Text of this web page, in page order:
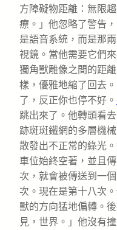
方障礙物距離：無限
療。」他忽略了警告
是語音系統，而是那
視鏡。當他需要它們
獨角獸雕像之間的距
樣，優雅地縮了回去
了，反正你也停不好。
跳出來了。他轉頭看
跡斑斑鐵網的多層機
散發出不正常的綠光
車位始終空著，並且
次，就會被傳送到一
次。現在是第十八次
獸的方向猛地偏轉。
見，世界。」他沒有